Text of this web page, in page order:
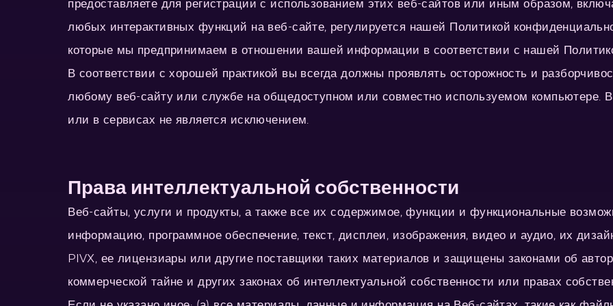
предоставляете для регистрации с использованием этих веб-сайтов или иным образом,
любых интерактивных функций на веб-сайте, регулируется нашей Политикой
которые мы предпринимаем в отношении вашей информации в соответствии с нашей
В соответствии с хорошей практикой вы всегда должны проявлять осторожность и
любому веб-сайту или службе на общедоступном или совместно используемом компьютере.
или в сервисах не является исключением.
Права интеллектуальной собственности
Веб-сайты, услуги и продукты, а также все их содержимое, функции и функциональные
информацию, программное обеспечение, текст, дисплеи, изображения, видео и аудио, их
PIVX, ее лицензиары или другие поставщики таких материалов и защищены законами об
коммерческой тайне и других законах об интеллектуальной собственности или правах